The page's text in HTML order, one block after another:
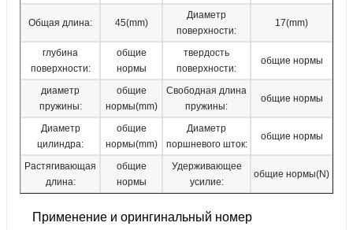
Общая длина: 45(mm)
Диаметр
поверхности:
17(mm)
глубина
поверхности:
общие
нормы
твердость
поверхности:
общие нормы
диаметр
пружины:
общие
нормы(mm)
Свободная длина
пружины:
общие нормы
Диаметр
цилиндра:
общие
нормы(mm)
Диаметр
поршневого шток:
общие нормы
Растягивающая
длина:
общие
нормы
Удерживающее
усилие:
общие нормы(N)
Применение и орингинальный номер